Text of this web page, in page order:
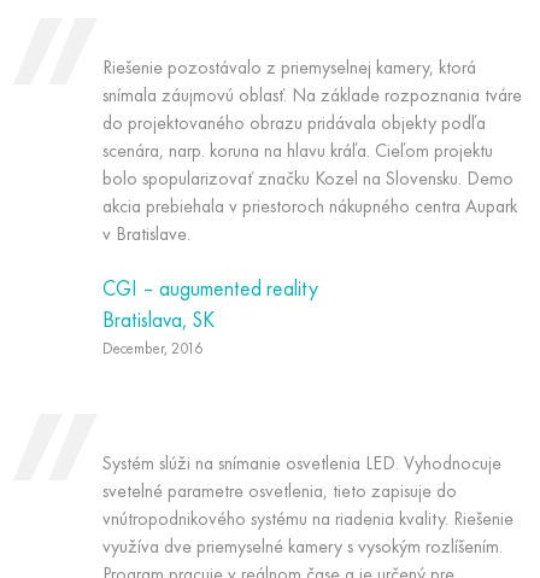
Riešenie pozostávalo z priemyselnej kamery, ktorá
snímala záujmovú oblasť. Na základe rozpoznania tváre
do projektovaného obrazu pridávala objekty podľa
scenára, narp. koruna na hlavu kráľa. Cieľom projektu
bolo spopularizovať značku Kozel na Slovensku. Demo
akcia prebiehala v priestoroch nákupného centra Aupark
v Bratislave.
CGI – augumented reality
Bratislava, SK
December, 2016
Systém slúži na snímanie osvetlenia LED. Vyhodnocuje
svetelné parametre osvetlenia, tieto zapisuje do
vnútropodnikového systému na riadenia kvality. Riešenie
využíva dve priemyselné kamery s vysokým rozlíšením.